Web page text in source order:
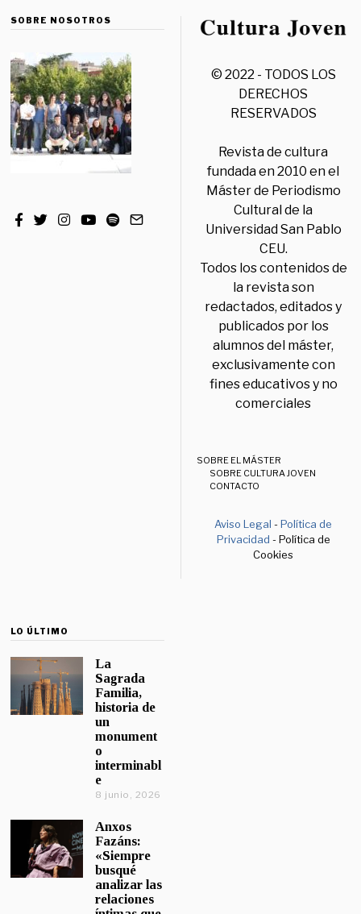
SOBRE NOSOTROS
© 2022 - TODOS LOS
DERECHOS
RESERVADOS
Revista de cultura
fundada en 2010 en el
Máster de Periodismo
Cultural de la
Universidad San Pablo
CEU.
Todos los contenidos de
la revista son
redactados, editados y
publicados por los
alumnos del máster,
exclusivamente con
fines educativos y no
comerciales
SOBRE EL MÁSTER
SOBRE CULTURA JOVEN
CONTACTO
Aviso Legal -Política de
Privacidad - Política de
Cookies
LO ÚLTIMO
La
Sagrada
Familia,
historia de
un
monument
o
interminabl
e
8 junio, 2026
Anxos
Fazáns:
«Siempre
busqué
analizar las
relaciones